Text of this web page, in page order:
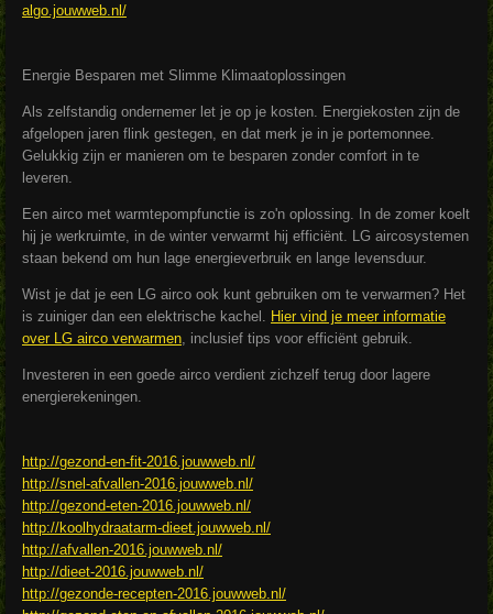
algo.jouwweb.nl/
Energie Besparen met Slimme Klimaatoplossingen
Als zelfstandig ondernemer let je op je kosten. Energiekosten zijn de
afgelopen jaren flink gestegen, en dat merk je in je portemonnee.
Gelukkig zijn er manieren om te besparen zonder comfort in te
leveren.
Een airco met warmtepompfunctie is zo'n oplossing. In de zomer koelt
hij je werkruimte, in de winter verwarmt hij efficiënt. LG aircosystemen
staan bekend om hun lage energieverbruik en lange levensduur.
Wist je dat je een LG airco ook kunt gebruiken om te verwarmen? Het
is zuiniger dan een elektrische kachel. Hier vind je meer informatie
over LG airco verwarmen, inclusief tips voor efficiënt gebruik.
Investeren in een goede airco verdient zichzelf terug door lagere
energierekeningen.
http://gezond-en-fit-2016.jouwweb.nl/
http://snel-afvallen-2016.jouwweb.nl/
http://gezond-eten-2016.jouwweb.nl/
http://koolhydraatarm-dieet.jouwweb.nl/
http://afvallen-2016.jouwweb.nl/
http://dieet-2016.jouwweb.nl/
http://gezonde-recepten-2016.jouwweb.nl/